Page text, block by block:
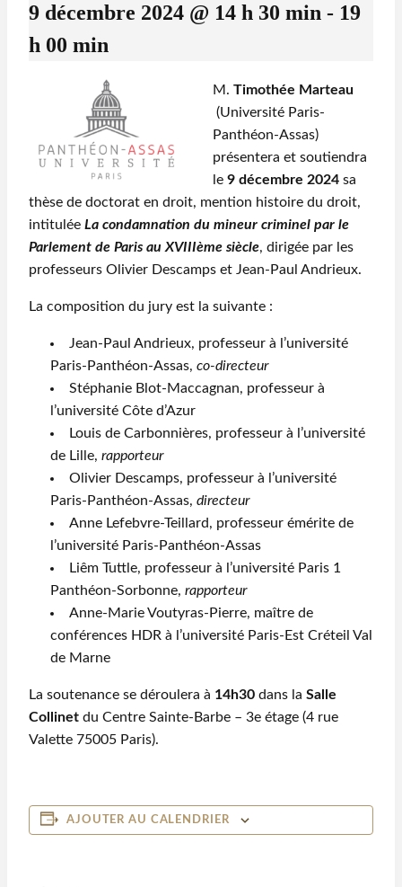
9 décembre 2024 @ 14 h 30 min - 19
h 00 min
M. Timothée Marteau
(Université Paris-
Panthéon-Assas)
présentera et soutiendra
le 9 décembre 2024 sa
thèse de doctorat en droit, mention histoire du droit,
intitulée La condamnation du mineur criminel par le
Parlement de Paris au XVIIIème siècle, dirigée par les
professeurs Olivier Descamps et Jean-Paul Andrieux.
La composition du jury est la suivante :
Jean-Paul Andrieux, professeur à l’université
Paris-Panthéon-Assas, co-directeur
Stéphanie Blot-Maccagnan, professeur à
l’université Côte d’Azur
Louis de Carbonnières, professeur à l’université
de Lille, rapporteur
Olivier Descamps, professeur à l’université
Paris-Panthéon-Assas, directeur
Anne Lefebvre-Teillard, professeur émérite de
l’université Paris-Panthéon-Assas
Liêm Tuttle, professeur à l’université Paris 1
Panthéon-Sorbonne, rapporteur
Anne-Marie Voutyras-Pierre, maître de
conférences HDR à l’université Paris-Est Créteil Val
de Marne
La soutenance se déroulera à 14h30 dans la Salle
Collinet du Centre Sainte-Barbe – 3e étage (4 rue
Valette 75005 Paris).
AJOUTER AU CALENDRIER